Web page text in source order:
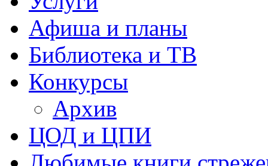
Афиша и планы
Библиотека и ТВ
Конкурсы
Архив
ЦОД и ЦПИ